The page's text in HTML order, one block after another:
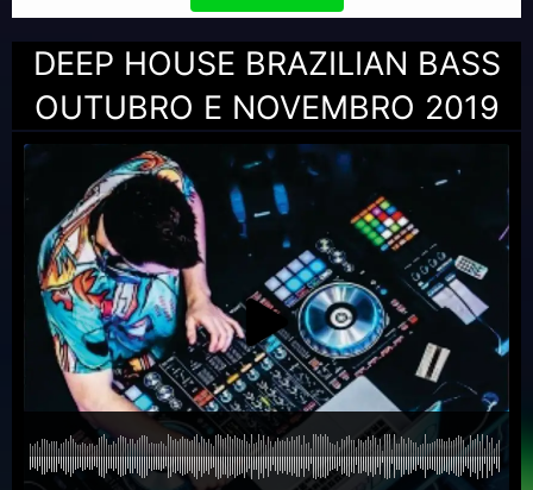
DEEP HOUSE BRAZILIAN BASS
OUTUBRO E NOVEMBRO 2019